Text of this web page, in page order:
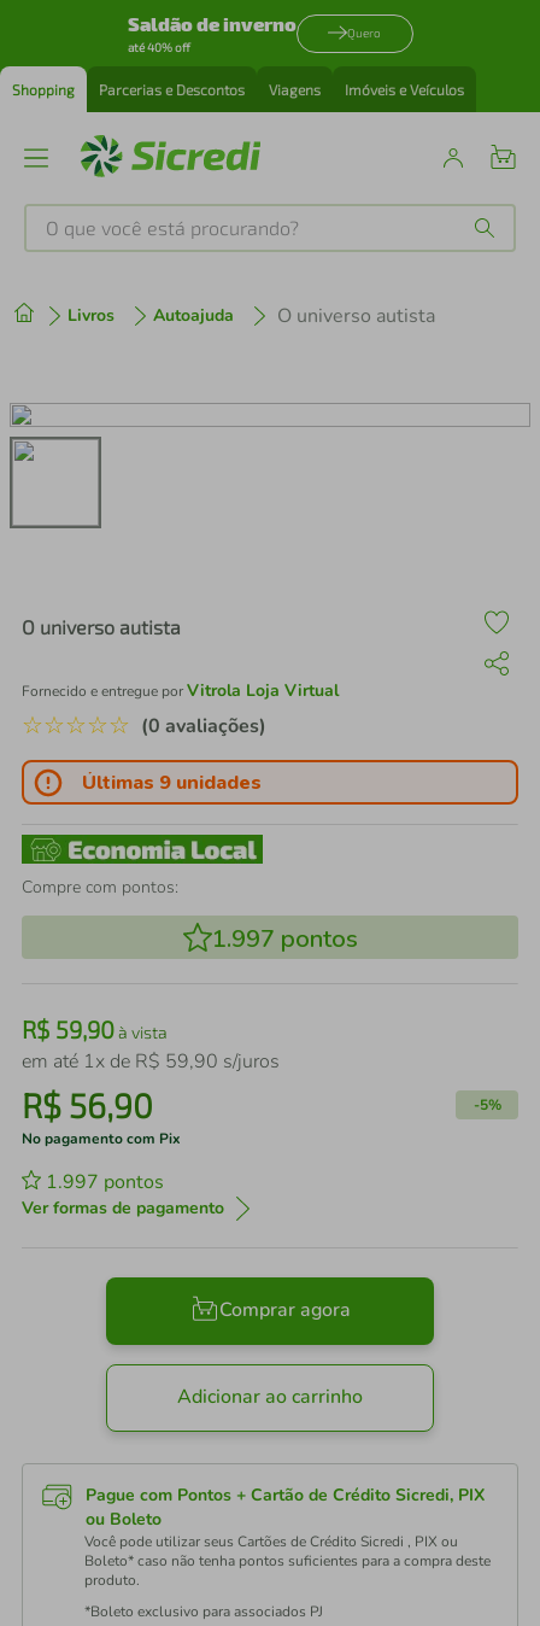
Saldão de inverno
até 40% off
Quero
Shopping Parcerias e Descontos Viagens Imóveis e Veículos
O que você está procurando?
Livros Autoajuda O universo autista
O universo autista
Fornecido e entregue porVitrola Loja Virtual
☆☆☆☆☆ (0 avaliações)
Últimas 9 unidades
Compre com pontos:
1.997 pontos
R$ 59,90à vista
em até 1x de R$ 59,90 s/juros
R$ 56,90 -5%
No pagamento com Pix
1.997 pontos
Ver formas de pagamento
Comprar agora
Adicionar ao carrinho
Pague com Pontos + Cartão de Crédito Sicredi, PIX
ou Boleto
Você pode utilizar seus Cartões de Crédito Sicredi , PIX ou
Boleto* caso não tenha pontos suficientes para a compra deste
produto.
*Boleto exclusivo para associados PJ
2º cafeteira